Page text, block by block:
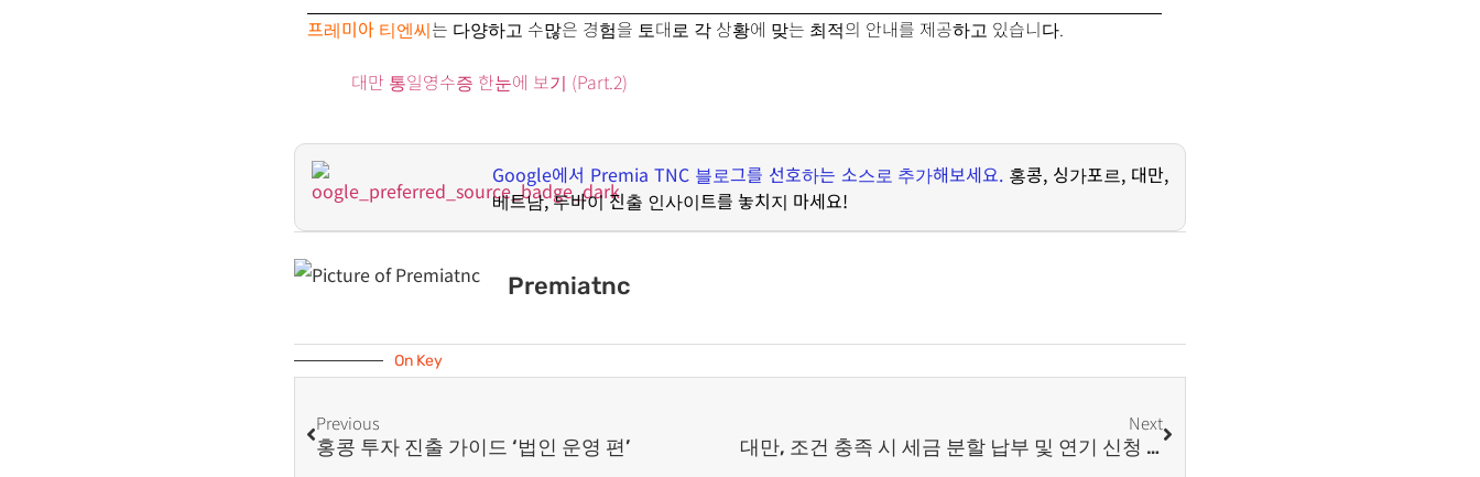
프레미아 티엔씨는 다양하고 수많은 경험을 토대로 각 상황에 맞는 최적의 안내를 제공하고 있습니다.
대만 통일영수증 한눈에 보기 (Part.2)
Google에서 Premia TNC 블로그를 선호하는 소스로 추가해보세요. 홍콩, 싱가포르, 대만,
베트남,두바이 진출 인사이트를 놓치지 마세요!
Premiatnc
On Key
Previous
홍콩 투자 진출 가이드 ‘법인 운영 편’
Next
대만, 조건 충족 시 세금 분할 납부 및 연기 신청 가능